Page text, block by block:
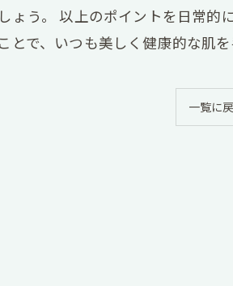
ょう。 以上のポイントを日常的
で、いつも美しく健康的な肌を
一覧に